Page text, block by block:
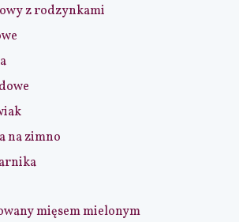
z rodzynkami
na zimno
mięsem mielonym